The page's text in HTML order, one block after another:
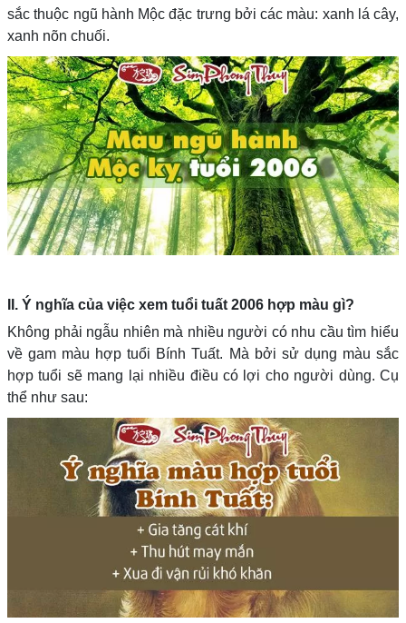
sắc thuộc ngũ hành Mộc đặc trưng bởi các màu: xanh lá cây,
xanh nõn chuối.
II. Ý nghĩa của việc xem tuổi tuất 2006 hợp màu gì?
Không phải ngẫu nhiên mà nhiều người có nhu cầu tìm hiểu
về gam màu hợp tuổi Bính Tuất. Mà bởi sử dụng màu sắc
hợp tuổi sẽ mang lại nhiều điều có lợi cho người dùng. Cụ
thể như sau: